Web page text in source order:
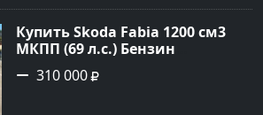
Авторынок23
Купить Skoda Fabia 1200 см3
МКПП (69 л.с.) Бензин
инжектор в Кропоткин: цвет
черный Хетчбэк 2010 года по
310 000